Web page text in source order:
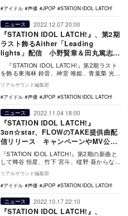
アイドル
声優 JPOP STATION IDOL LATCH!
ニュース 2022.12.07 20:00
『STATION IDOL LATCH!』、第2期
ラスト飾るAither「Leading
lights」配信 小野賢章＆田丸篤志＆
島﨑信長のコメントも
『STATION IDOL LATCH!』第2期ラスト
を飾る東海林 鈴音、神堂 唯姫、青葉梟 光加
人からなるユニット・Ai…
リアルサウンド編集部
アイドル
声優 JPOP STATION IDOL LATCH!
ニュース 2022.11.04 18:00
『STATION IDOL LATCH!』
3on☆star、FLOWのTAKE提供曲配
信リリース キャンペーンやMV公開
情報も
『STATION IDOL LATCH!』第2期の新曲と
して蜂谷 恒星、竹下 宮斗、樅野 葵からなる
ユニット・3on☆star（…
リアルサウンド編集部
アイドル
声優 JPOP STATION IDOL LATCH!
ニュース 2022.10.17 22:10
『STATION IDOL LATCH!』、